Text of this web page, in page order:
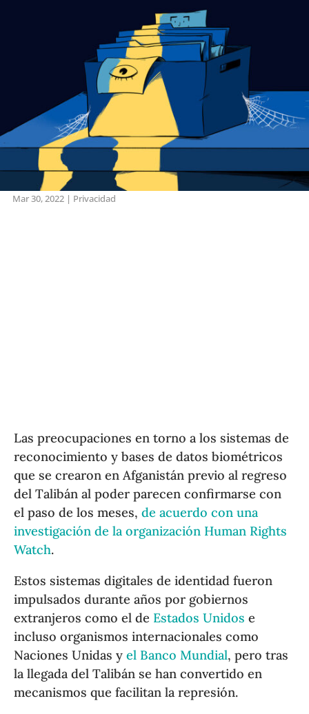
Mar 30, 2022| Privacidad
Las preocupaciones en torno a los sistemas de
reconocimiento y bases de datos biométricos
que se crearon en Afganistán previo al regreso
del Talibán al poder parecen confirmarse con
el paso de los meses, de acuerdo con una
investigación de la organización Human Rights
Watch.
Estos sistemas digitales de identidad fueron
impulsados durante años por gobiernos
extranjeros como el de Estados Unidos e
incluso organismos internacionales como
Naciones Unidas yel Banco Mundial, pero tras
la llegada del Talibán se han convertido en
mecanismos que facilitan la represión.